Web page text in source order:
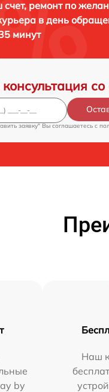
ремонт по
в день
минут
заявку" Вы соглашаетесь c
by
Наш